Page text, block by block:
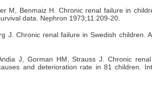
M, Benmaiz H. Chronic renal failure in
data. Nephron 1973;11:209-20.
J. Chronic renal failure in Swedish children.
J, Gorman HM, Strauss J. Chronic
and deterioration rate in 81 children.